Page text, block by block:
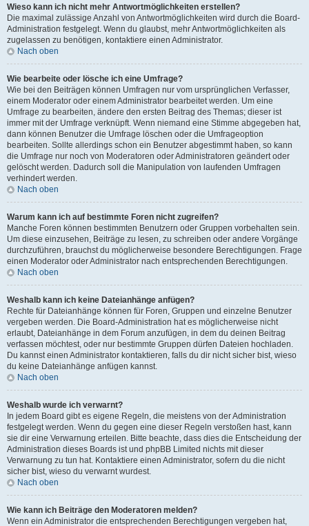
Wieso kann ich nicht mehr Antwortmöglichkeiten erstellen?
Die maximal zulässige Anzahl von Antwortmöglichkeiten wird durch die Board-
Administration festgelegt. Wenn du glaubst, mehr Antwortmöglichkeiten als
zugelassen zu benötigen, kontaktiere einen Administrator.
Nach oben
Wie bearbeite oder lösche ich eine Umfrage?
Wie bei den Beiträgen können Umfragen nur vom ursprünglichen Verfasser,
einem Moderator oder einem Administrator bearbeitet werden. Um eine
Umfrage zu bearbeiten, ändere den ersten Beitrag des Themas; dieser ist
immer mit der Umfrage verknüpft. Wenn niemand eine Stimme abgegeben hat,
dann können Benutzer die Umfrage löschen oder die Umfrageoption
bearbeiten. Sollte allerdings schon ein Benutzer abgestimmt haben, so kann
die Umfrage nur noch von Moderatoren oder Administratoren geändert oder
gelöscht werden. Dadurch soll die Manipulation von laufenden Umfragen
verhindert werden.
Nach oben
Warum kann ich auf bestimmte Foren nicht zugreifen?
Manche Foren können bestimmten Benutzern oder Gruppen vorbehalten sein.
Um diese einzusehen, Beiträge zu lesen, zu schreiben oder andere Vorgänge
durchzuführen, brauchst du möglicherweise besondere Berechtigungen. Frage
einen Moderator oder Administrator nach entsprechenden Berechtigungen.
Nach oben
Weshalb kann ich keine Dateianhänge anfügen?
Rechte für Dateianhänge können für Foren, Gruppen und einzelne Benutzer
vergeben werden. Die Board-Administration hat es möglicherweise nicht
erlaubt, Dateianhänge in dem Forum anzufügen, in dem du deinen Beitrag
verfassen möchtest, oder nur bestimmte Gruppen dürfen Dateien hochladen.
Du kannst einen Administrator kontaktieren, falls du dir nicht sicher bist, wieso
du keine Dateianhänge anfügen kannst.
Nach oben
Weshalb wurde ich verwarnt?
In jedem Board gibt es eigene Regeln, die meistens von der Administration
festgelegt werden. Wenn du gegen eine dieser Regeln verstoßen hast, kann
sie dir eine Verwarnung erteilen. Bitte beachte, dass dies die Entscheidung der
Administration dieses Boards ist und phpBB Limited nichts mit dieser
Verwarnung zu tun hat. Kontaktiere einen Administrator, sofern du die nicht
sicher bist, wieso du verwarnt wurdest.
Nach oben
Wie kann ich Beiträge den Moderatoren melden?
Wenn ein Administrator die entsprechenden Berechtigungen vergeben hat,